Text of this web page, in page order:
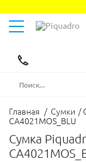
Toggle
navigation
Главная / Сумки /
CA4021MOS_BLU
Сумка